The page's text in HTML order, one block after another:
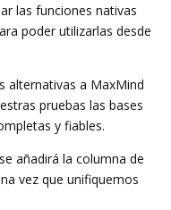
las funciones nativas
poder utilizarlas desde
alternativas a MaxMind
pruebas las bases
y fiables.
añadirá la columna de
vez que unifiquemos